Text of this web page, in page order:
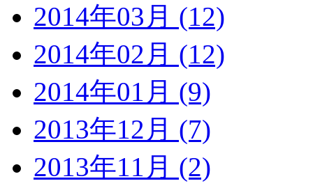
2014年03月 (12)
2014年02月 (12)
2014年01月 (9)
2013年12月 (7)
2013年11月 (2)